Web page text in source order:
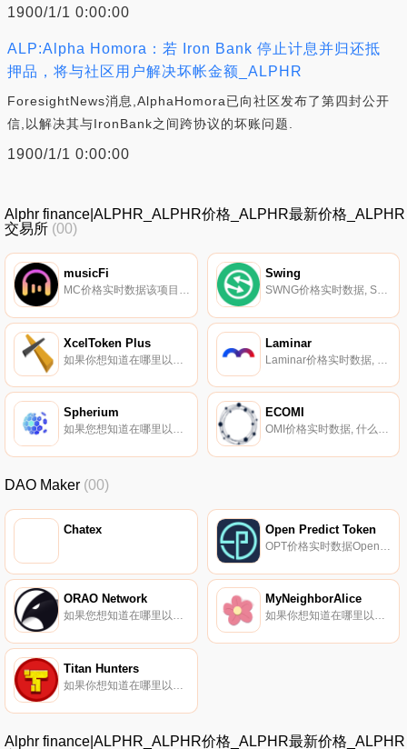
1900/1/1 0:00:00
ALP:Alpha Homora：若 Iron Bank 停止计息并归还抵
押品，将与社区用户解决坏帐金额_ALPHR
ForesightNews消息,AlphaHomora已向社区发布了第四封公开
信,以解决其与IronBank之间跨协议的坏账问题.
1900/1/1 0:00:00
Alphr finance|ALPHR_ALPHR价格_ALPHR最新价格_ALPHR
交易所 (00)
musicFi
MC价格实时数据该项目；其最终目标是为音乐家和音乐策展人提供一个全面的在线场所来推广和传播他们的作品。当艺术家将内容上传到MusicFi并与粉丝分享时,他们可以为播放歌曲设定价格并从中获利。粉丝也将根据他们的收听记录获得报酬。听众的注意力将得到补偿,尤其是在听音乐时.
Swing
SWNG价格实时数据, Swing是一种去中心化的跨链流动性协议,以无信任的方式聚合跨区块链的流动性。Swing使交易者和收益农民能够高效地跨链转移加密资本。其目标是允许任何用户在多个生态系统中交换加密资产,并将滑动降至最低。我们支持整个DeFi生态系统中领先的区块链、桥梁和流动性来源.
XcelToken Plus Laminar
Spherium
如果您想知道在哪里以当前价格购买Spherium,目前交易｛SPHRInname｝股票的顶级加密货币交易所是Gate.io。您可以在我们的加密货币交易所页面上找到其他交易所.
ECOMI
OMI价格实时数据, 什么是ECOMI（OMI）？ECOMI是一家位于新加坡的数字化收藏品领域的科技公司。该公司创建了VeVe,一个基于区块链的数字收藏品市场,供用户通过社交网络服务购买和分享他们的收藏品.
DAO Maker (00)
Chatex Open Predict Token
ORAO Network
如果您想知道在哪里以当前价格购买ORAO Network,目前交易｛ORAOnname｝股票的顶级加密货币交易所是Gate.io。您可以在我们的加密货币交易所页面上找到其他交易所。什么是ORAO Network（ORAO）？ORAO是一个基于Polkadot（DOT）的数据不可知的跨链预言机.
MyNeighborAlice
如果你想知道在哪里以当前价格购买MyNeighborAlice,目前交易{MyNeighborAlice]股票的顶级加密货币交易所是Binance、Deepcoin、CoinW、BTCEX和Bitrue。您可以在我们的加密货币交易所页面上找到其他列表.
Titan Hunters
如果你想知道在哪里以当前价格购买Titan Hunters,目前交易{Titan Hunters]股票的顶级加密货币交易所是Gate.io、MEXC、PancakeSwap（V2）、Tokpie和OpenLeverage。您可以在我们的加密货币交易所页面上找到其他列表.
Alphr finance|ALPHR_ALPHR价格_ALPHR最新价格_ALPHR